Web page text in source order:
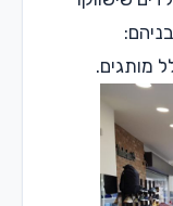
מותגים.